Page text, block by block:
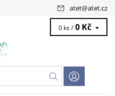
atet@atet.cz
0 ks / 0 Kč